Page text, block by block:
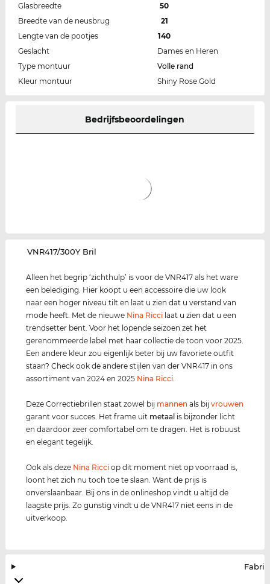
Glasbreedte
50
Breedte van de neusbrug
21
Lengte van de pootjes
140
Geslacht
Dames en Heren
Type montuur
Volle rand
Kleur montuur
Shiny Rose Gold
Bedrijfsbeoordelingen
‌VNR417/300Y Bril
Alleen het begrip ‘zichthulp’ is voor de VNR417 als het ware
een belediging. Hier koopt u een accessoire die uw look
naar een hoger niveau tilt en laat u zien dat u verstand van
mode heeft. Met de nieuwe Nina Ricci laat u zien dat u een
trendsetter bent. Voor het lopende seizoen zet het
gerenommeerde label met haar collectie de toon voor 2025.
Een andere kleur zou eigenlijk beter bij uw favoriete outfit
staan? Check ook de andere stijlen van der VNR417 in ons
assortiment van 2024 en 2025 Nina Ricci
Deze Correctiebrillen staat zowel bij mannen als bijvrouwen
garant voor succes. Het frame uit metaal is bijzonder licht
en daardoor zeer comfortabel om te dragen. Het is robuust
en elegant tegelijk.
Ook als deze Nina Ricci op dit moment niet op voorraad is,
loont het zich nu toch toe te slaan. Want de prijs is
onverslaanbaar. Bij ons in de onlineshop vindt u altijd de
laagste prijs. Zo gunstig vindt u de VNR417 niet eens in de
uitverkoop.